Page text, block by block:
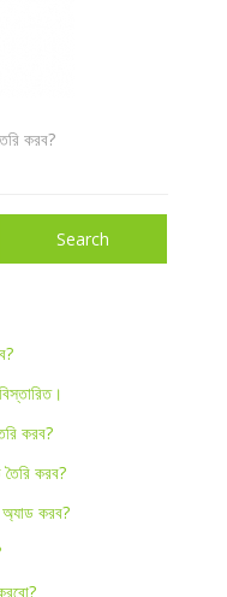
করব?
করব?
করব?
করব?